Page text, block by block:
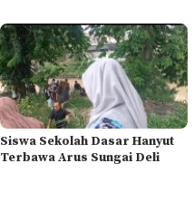
Siswa Sekolah Dasar Hanyut
Terbawa Arus Sungai Deli